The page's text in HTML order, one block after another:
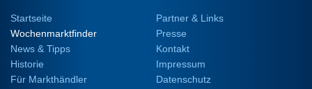
Startseite
Wochenmarktfinder
News & Tipps
Historie
Für Markthändler
Partner & Links
Presse
Kontakt
Impressum
Datenschutz